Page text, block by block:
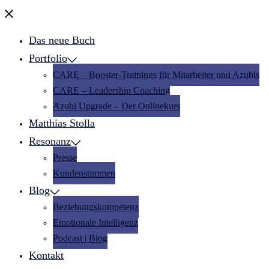
Menü
Das neue Buch
Portfolio
CARE – Booster-Trainings für Mitarbeiter und Azubis
CARE – Leadership Coaching
Azubi Upgrade – Der Onlinekurs
Matthias Stolla
Resonanz
Presse
Kundenstimmen
Blog
Beziehungskompetenz
Emotionale Intelligenz
Podcast | Blog
Kontakt